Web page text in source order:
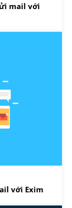
mail với
với Exim